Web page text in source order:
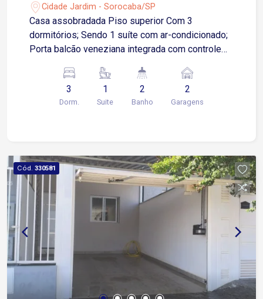
Cidade Jardim - Sorocaba/SP
Casa assobradada Piso superior Com 3
dormitórios; Sendo 1 suíte com ar-condicionado;
Porta balcão veneziana integrada com controle
automático. Piso inferior Cozinha modulada;
Fogão por indução; Ilha; Área gourmet;
Churrasqueira; Pia e banheiro; Lavanderia coberta.
3
Dorm.
1
Suite
2
Banho
2
Garagens
Cód. 330581